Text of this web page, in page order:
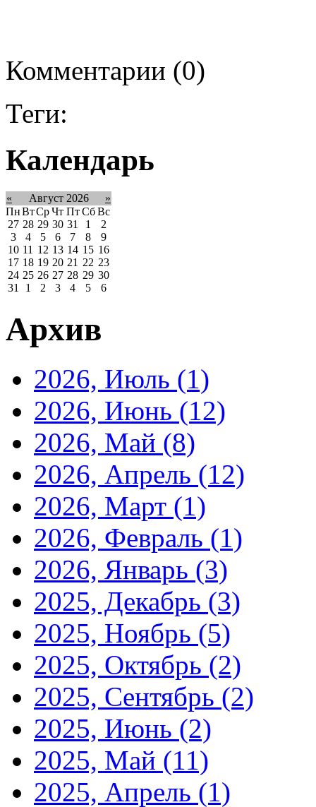
Комментарии (0)
Теги:
Календарь
« Август 2026
»
ПнВтСрЧт Пт Сб Вс
27 28 29 30 31 1
2
3
4 5 6 7 8
9
10 11 12 13 14 15 16
17 18 19 20 21 22 23
24 25 26 27 28 29 30
31
1 2 3 4 5 6
Архив
2026, Июль (1)
2026, Июнь (12)
2026, Май (8)
2026, Апрель (12)
2026, Март (1)
2026, Февраль (1)
2026, Январь (3)
2025, Декабрь (3)
2025, Ноябрь (5)
2025, Октябрь (2)
2025, Сентябрь (2)
2025, Июнь (2)
2025, Май (11)
2025, Апрель (1)